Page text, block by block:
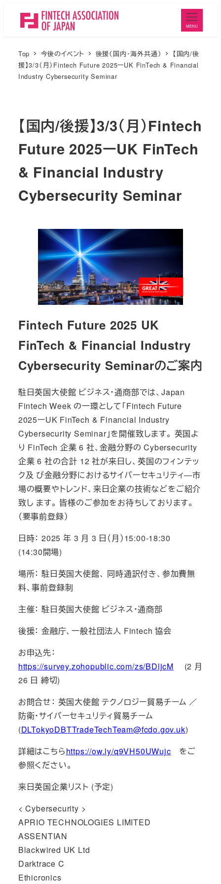
MENU
Top 今後のイベント 後援（国内・海外共通）
【国内/後
援】3/3（月）Fintech Future 2025ーUK FinTech & Financial
Industry Cybersecurity Seminar
【国内/後援】3/3（月）Fintech
Future 2025ーUK FinTech
& Financial Industry
Cybersecurity Seminar
Fintech Future 2025 UK
FinTech & Financial Industry
Cybersecurity Seminarのご案内
駐日英国大使館 ビジネス・通商部では、Japan
Fintech Week の一環として「Fintech Future
2025ーUK FinTech & Financial Industry
Cybersecurity Seminar」を開催致します。 英国よ
り FinTech 企業 6 社、金融分野の Cybersecurity
企業 6 社の合計 12 社が来日し、英国のフィンテッ
ク及 び金融分野におけるサイバーセキュリティ―市
場の概要やトレンド、来日企業の技術などをご紹介
致し ます。 皆様のご参加をお待ちしております。
（要事前登録）
日時： 2025 年 3 月 3 日（月）15:00-18:30
(14:30開場)
場所： 駐日英国大使館、 同時通訳付き、参加費無
料、事前登録制
主催： 駐日英国大使館 ビジネス・通商部
後援： 金融庁、一般社団法人 Fintech 協会
お申込先：
https://survey.zohopublic.com/zs/BDljcM (2 月
26 日 締切)
お問合せ： 英国大使館 テクノロジー貿易チーム ／
防衛・サイバーセキュリティ貿易チーム
(DLTokyoDBTTradeTechTeam@fcdo.gov.uk)
詳細はこちらhttps://ow.ly/q9VH50UWujc をご
参照ください。
来日英国企業リスト (予定)
< Cybersecurity >
APRIO TECHNOLOGIES LIMITED
ASSENTIAN
Blackwired UK Ltd
Darktrace C
Ethicronics